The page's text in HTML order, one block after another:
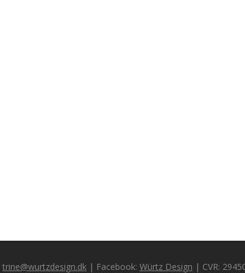
trine@wurtzdesign.dk | Facebook: Würtz Design | CVR: